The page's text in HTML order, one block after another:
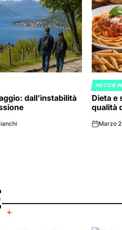
dall’instabilità
POSTED
IN
NOTIZIE
Dieta e
qualità
onMarzo